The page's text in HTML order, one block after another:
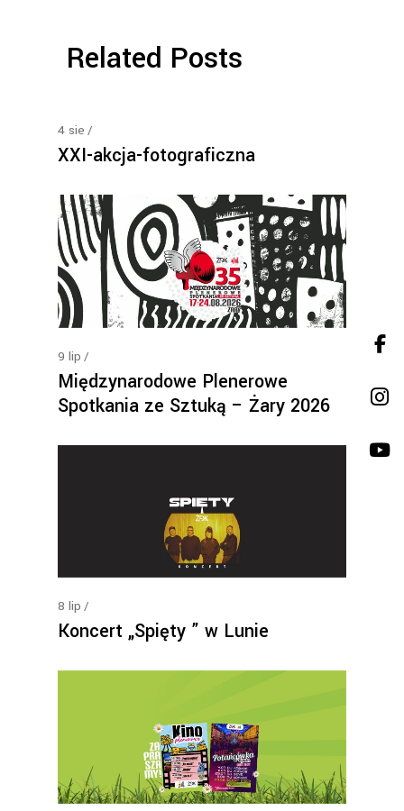
Related Posts
4 sie
XXI-akcja-fotograficzna
9 lip
Międzynarodowe Plenerowe
Spotkania ze Sztuką – Żary 2026
8 lip
Koncert „Spięty ” w Lunie